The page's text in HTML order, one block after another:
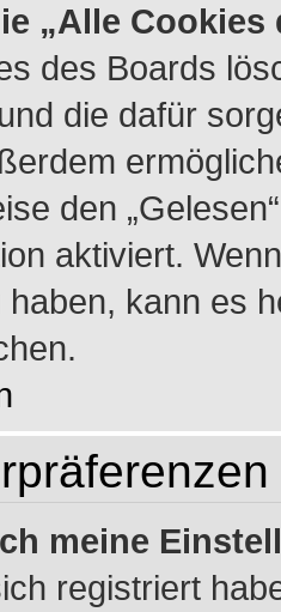
„Alle
des Boards
die dafür
den
aktiviert.
haben, kann es
meine
registriert